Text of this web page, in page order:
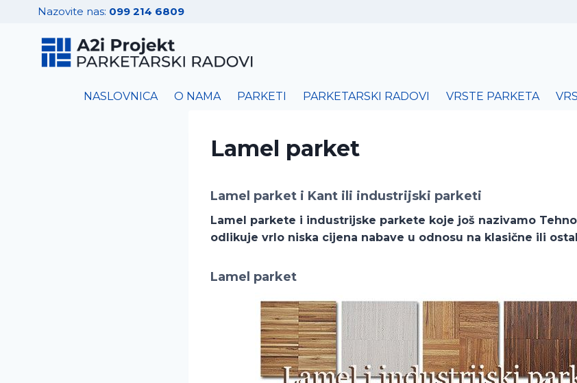
content
Nazovite nas: 099 214 6809
NASLOVNICA O NAMA PARKETI PARKETARSKI RADOVI VRSTE PARKETA
Lamel parket
Lamel parket i Kant ili industrijski parketi
Lamel parkete i industrijske parkete koje još nazivamo
odlikuje vrlo niska cijena nabave u odnosu na klasične ili
Lamel parket